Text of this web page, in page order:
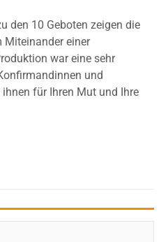
den 10 Geboten zeigen die
Miteinander einer
war eine sehr
und
für Ihren Mut und Ihre